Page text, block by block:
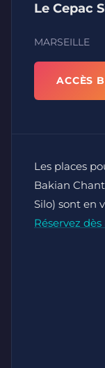
Le Cepac
MARSEILLE
ACCÈS
Les places
Bakian
Silo) sont en
Réservez